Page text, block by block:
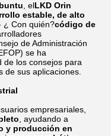
, elLKD Orin
estable, de alto
¿ Con quién?código de
de Administración
se ha
de los consejos para
de sus aplicaciones.
empresariales,
, ayudando a
y producción en